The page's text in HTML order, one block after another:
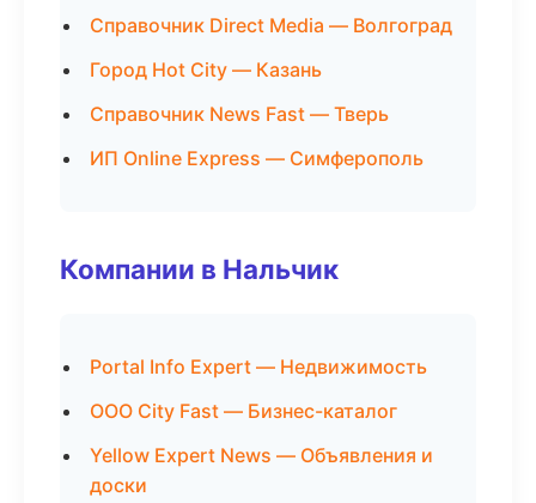
Справочник Direct Media — Волгоград
Город Hot City — Казань
Справочник News Fast — Тверь
ИП Online Express — Симферополь
Компании в Нальчик
Portal Info Expert — Недвижимость
ООО City Fast — Бизнес-каталог
Yellow Expert News — Объявления и
доски